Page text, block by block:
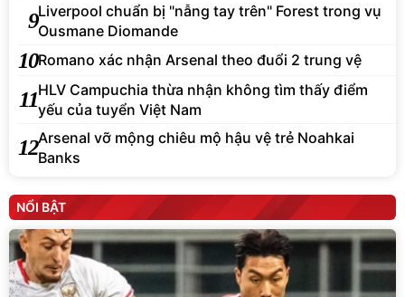
9Liverpool chuẩn bị "nẫng tay trên" Forest trong vụ
Ousmane Diomande
10Romano xác nhận Arsenal theo đuổi 2 trung vệ
11HLV Campuchia thừa nhận không tìm thấy điểm
yếu của tuyển Việt Nam
12Arsenal vỡ mộng chiêu mộ hậu vệ trẻ Noahkai
Banks
NỔI BẬT